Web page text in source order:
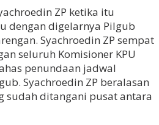
ZP ketika itu
dengan digelarnya Pilgub
Syachroedin ZP sempat
seluruh Komisioner KPU
penundaan jadwal
Syachroedin ZP beralasan
sudah ditangani pusat antara